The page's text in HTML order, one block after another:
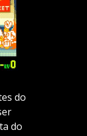
do
do